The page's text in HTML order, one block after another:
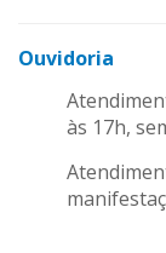
Ouvidoria
às 17h,